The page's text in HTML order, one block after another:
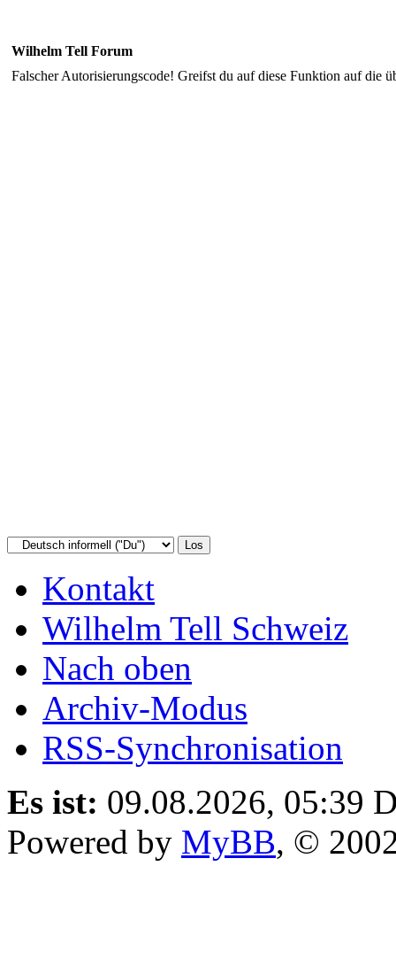
Wilhelm Tell Forum
Falscher Autorisierungscode! Greifst du auf diese Funktion auf die
Kontakt
Wilhelm Tell Schweiz
Nach oben
Archiv-Modus
RSS-Synchronisation
Es ist: 09.08.2026, 05:39
Powered by MyBB, ©